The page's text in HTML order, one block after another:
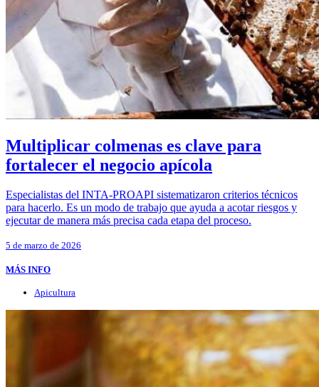
Multiplicar colmenas es clave para
fortalecer el negocio apícola
Especialistas del INTA-PROAPI sistematizaron criterios técnicos
para hacerlo. Es un modo de trabajo que ayuda a acotar riesgos y
ejecutar de manera más precisa cada etapa del proceso.
5 de marzo de 2026
MÁS INFO
Apicultura